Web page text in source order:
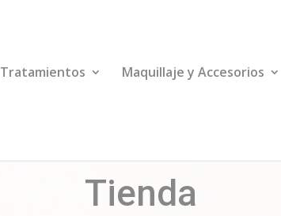
Tratamientos Maquillaje y Accesorios
Tienda